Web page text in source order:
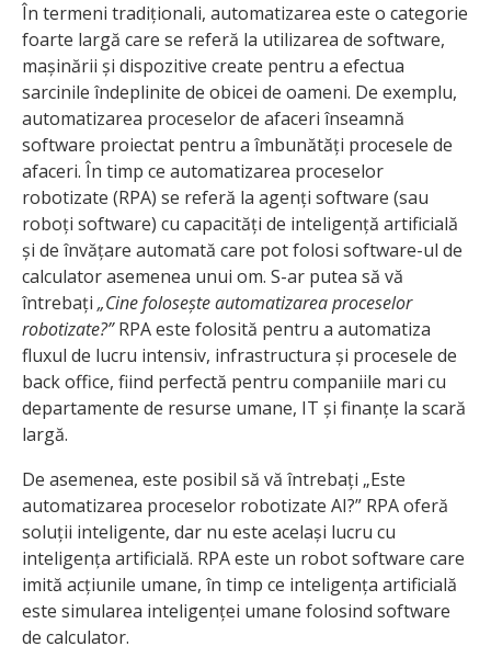
În termeni tradiționali, automatizarea este o categorie
foarte largă care se referă la utilizarea de software,
mașinării și dispozitive create pentru a efectua
sarcinile îndeplinite de obicei de oameni. De exemplu,
automatizarea proceselor de afaceri înseamnă
software proiectat pentru a îmbunătăți procesele de
afaceri. În timp ce automatizarea proceselor
robotizate (RPA) se referă la agenți software (sau
roboți software) cu capacități de inteligență artificială
și de învățare automată care pot folosi software-ul de
calculator asemenea unui om. S-ar putea să vă
întrebați „Cine folosește automatizarea proceselor
robotizate?”RPA este folosită pentru a automatiza
fluxul de lucru intensiv, infrastructura și procesele de
back office, fiind perfectă pentru companiile mari cu
departamente de resurse umane, IT și finanțe la scară
largă.
De asemenea, este posibil să vă întrebați „Este
automatizarea proceselor robotizate AI?” RPA oferă
soluții inteligente, dar nu este același lucru cu
inteligența artificială. RPA este un robot software care
imită acțiunile umane, în timp ce inteligența artificială
este simularea inteligenței umane folosind software
de calculator.